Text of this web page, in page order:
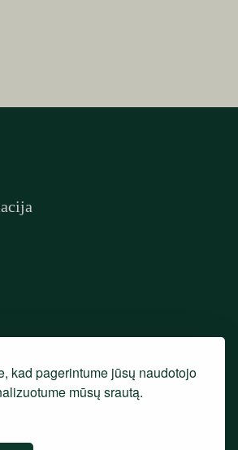
kad pagerintume jūsų naudotojo
mūsų srautą.